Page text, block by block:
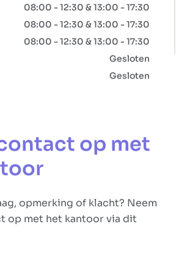
08:00 - 12:30 & 13:00 - 17:30
08:00 - 12:30 & 13:00 - 17:30
08:00 - 12:30 & 13:00 - 17:30
Gesloten
Gesloten
op met
opmerking of klacht? Neem
op met het kantoor via dit